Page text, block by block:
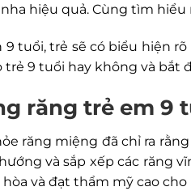
hiệu quả. Cùng tìm hiểu
9 tuổi, trẻ sẽ có biểu hiện
9 tuổi hay không và bắt
răng trẻ em 9
răng miệng đã chỉ ra
và sắp xếp các răng
và đạt thẩm mỹ cao cho